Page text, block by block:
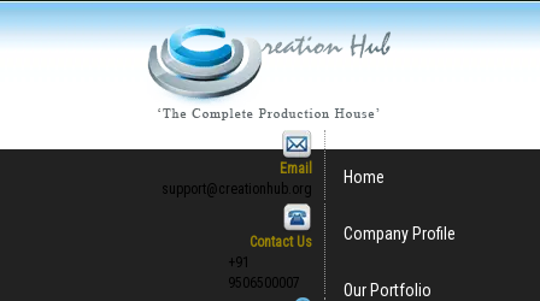
Email
support@creationhub.org
Contact Us
+91
9506500007
Home
Company Profile
Our Portfolio